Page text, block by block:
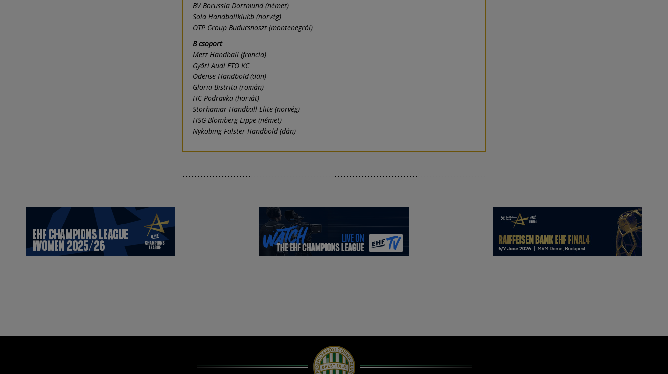
BV Borussia Dortmund (német)
Sola Handballklubb (norvég)
OTP Group Buducsnoszt (montenegrói)
B csoport
Metz Handball (francia)
Győri Audi ETO KC
Odense Handbold (dán)
Gloria Bistrita (román)
HC Podravka (horvát)
Storhamar Handball Elite (norvég)
HSG Blomberg-Lippe (német)
Nykobing Falster Handbold (dán)